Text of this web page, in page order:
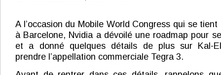
A l’occasion du Mobile World Congress qui se
à Barcelone, Nvidia a dévoilé une roadmap pour
et a donné quelques détails de plus sur Kal-
prendre l’appellation commerciale Tegra 3.